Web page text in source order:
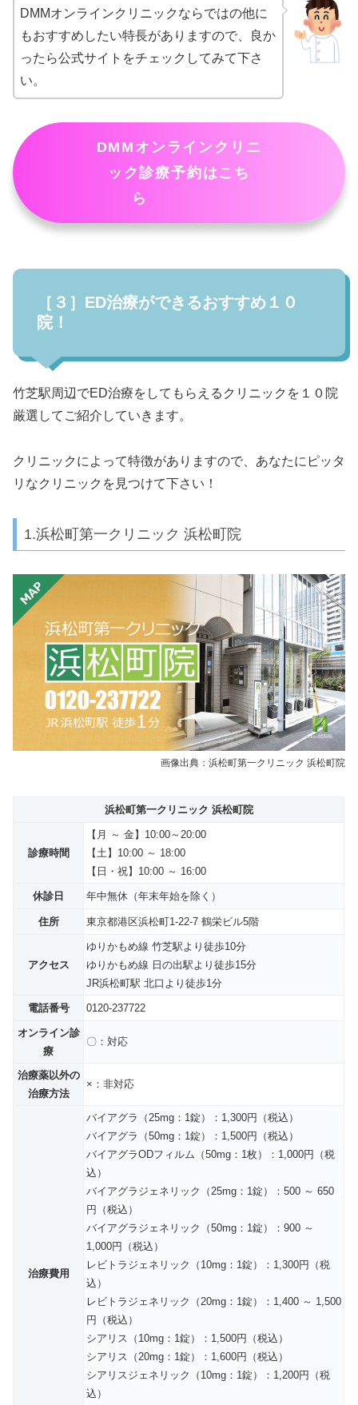
DMMオンラインクリニックならではの他に
もおすすめしたい特長がありますので、良か
ったら公式サイトをチェックしてみて下さ
い。
DMMオンラインクリニ
ック診療予約はこち
ら
［３］ED治療ができるおすすめ１０
院！
竹芝駅周辺でED治療をしてもらえるクリニックを１０院
厳選してご紹介していきます。
クリニックによって特徴がありますので、あなたにピッタ
リなクリニックを見つけて下さい！
1.浜松町第一クリニック 浜松町院
画像出典：浜松町第一クリニック 浜松町院
浜松町第一クリニック 浜松町院
診療時間
【月 ～ 金】10:00～20:00
【土】10:00 ～ 18:00
【日・祝】10:00 ～ 16:00
休診日 年中無休 （年末年始を除く）
住所 東京都港区浜松町1-22-7 鶴栄ビル5階
アクセス
ゆりかもめ線 竹芝駅より徒歩10分
ゆりかもめ線 日の出駅より徒歩15分
JR浜松町駅 北口より徒歩1分
電話番号 0120-237722
オンライン診
療
〇：対応
治療薬以外の
治療方法
×：非対応
治療費用
バイアグラ（25mg：1錠）：1,300円（税込）
バイアグラ（50mg：1錠）：1,500円（税込）
バイアグラODフィルム（50mg：1枚）：1,000円（税
込）
バイアグラジェネリック（25mg：1錠）：500 ～ 650
円（税込）
バイアグラジェネリック（50mg：1錠）：900 ～
1,000円（税込）
レビトラジェネリック（10mg：1錠）：1,300円（税
込）
レビトラジェネリック（20mg：1錠）：1,400 ～ 1,500
円（税込）
シアリス（10mg：1錠）：1,500円（税込）
シアリス（20mg：1錠）：1,600円（税込）
シアリスジェネリック（10mg：1錠）：1,200円（税
込）